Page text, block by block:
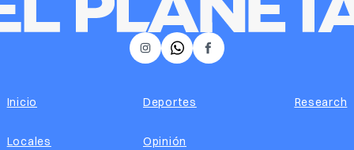
𝕏 Facebook
Instagram
Inicio
Locales
Deportes
Opinión
Research